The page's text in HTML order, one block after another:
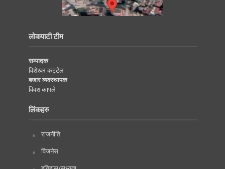
लोकपाटी टीम
सम्पादक
विशेश्वर कट्टेल
बजार व्यवस्थापक
विवश काफ्ले
लिंकहरु
राजनीति
विजनेस